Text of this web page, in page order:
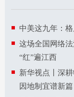
中美这九年：
这场全国网络
“红”遍江西
新华视点丨深
因地制宜谱新篇